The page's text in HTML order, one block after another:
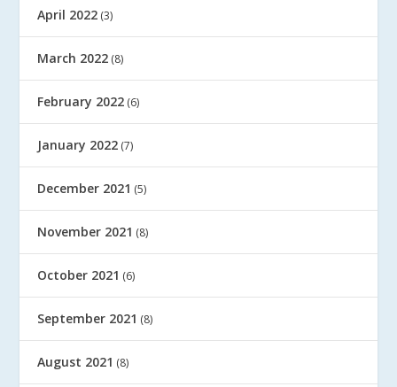
April 2022 (3)
March 2022 (8)
February 2022 (6)
January 2022 (7)
December 2021 (5)
November 2021 (8)
October 2021 (6)
September 2021 (8)
August 2021 (8)